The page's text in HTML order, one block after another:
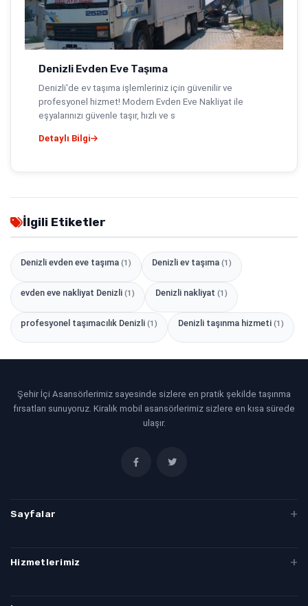
Denizli Evden Eve Taşıma
Denizli'de ev taşıma işlemleriniz için güvenilir ve
profesyonel hizmet! Modern Evden Eve Nakliyat ile
eşyalarınızı güvenle taşır, hızlı ve s
Detaylı Bilgi
İlgili Etiketler
Denizli evden eve taşıma (1) Denizli ev taşıma (1)
evden eve nakliyat Denizli (1) Denizli nakliyat (1)
profesyonel taşımacılık Denizli (1) Denizli taşınma hizmeti (1)
Şehir İçi Asansörlerimiz sayesinde sizlere en pratik şekilde taşınma
fırsatları sunuyoruz. Kiralık mobil asansörlerimiz sizlere en kısa sürede
ulaşır.
Sayfalar
Hizmetlerimiz